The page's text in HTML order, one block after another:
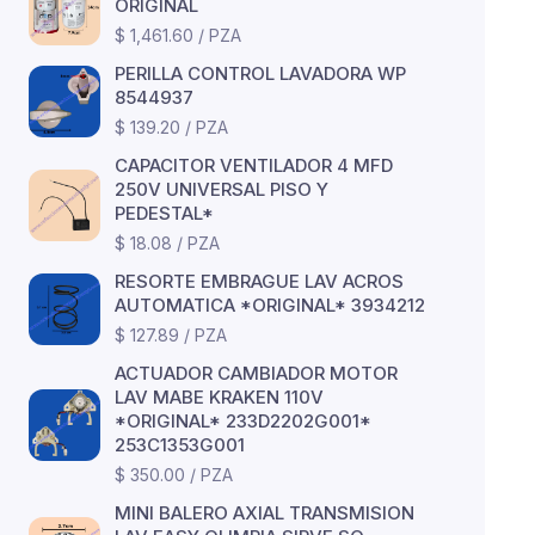
ORIGINAL
$ 1,461.60 / PZA
PERILLA CONTROL LAVADORA WP
8544937
$ 139.20 / PZA
CAPACITOR VENTILADOR 4 MFD
250V UNIVERSAL PISO Y
PEDESTAL*
$ 18.08 / PZA
RESORTE EMBRAGUE LAV ACROS
AUTOMATICA *ORIGINAL* 3934212
$ 127.89 / PZA
ACTUADOR CAMBIADOR MOTOR
LAV MABE KRAKEN 110V
*ORIGINAL* 233D2202G001*
253C1353G001
$ 350.00 / PZA
MINI BALERO AXIAL TRANSMISION